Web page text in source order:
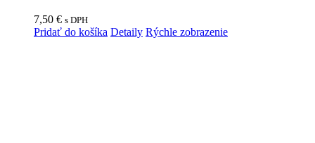
7,50 € s DPH
Pridať do košíka Detaily Rýchle zobrazenie